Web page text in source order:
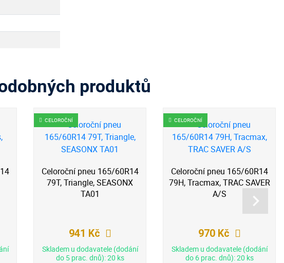
produktů
CELOROČNÍ
Celoroční pneu 165/60R14
79T, Triangle, SEASONX
TA01
941 Kč
Skladem u dodavatele (dodání
do 5 prac. dnů): 20 ks
CELOROČNÍ
Celoroční pneu 165/60R14
79H, Tracmax, TRAC SAVER
A/S
970 Kč
Skladem u dodavatele (dodání
do 6 prac. dnů): 20 ks